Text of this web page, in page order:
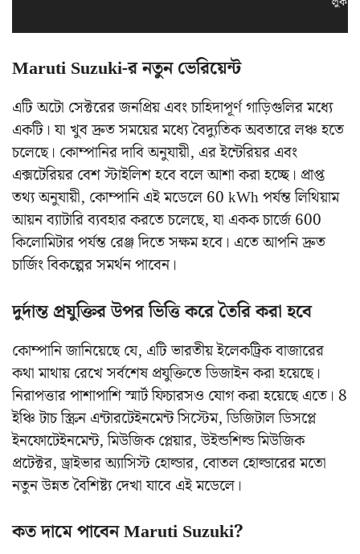
Maruti Suzuki-র নতুন ভেরিয়েন্ট
এটি অটো সেক্টরের জনপ্রিয় এবং চাহিদাপূর্ণ গাড়িগুলির মধ্যে
একটি। যা খুব দ্রুত সময়ের মধ্যে বৈদ্যুতিক অবতারে লঞ্চ হতে
চলেছে। কোম্পানির দাবি অনুযায়ী, এর ইন্টেরিয়র এবং
এক্সটেরিয়র বেশ স্টাইলিশ হবে বলে আশা করা হচ্ছে। প্রাপ্ত
তথ্য অনুযায়ী, কোম্পানি এই মডেলে 60 kWh পর্যন্ত লিথিয়াম
আয়ন ব্যাটারি ব্যবহার করতে চলেছে, যা একক চার্জে 600
কিলোমিটার পর্যন্ত রেঞ্জ দিতে সক্ষম হবে। এতে আপনি দ্রুত
চার্জিং বিকল্পের সমর্থন পাবেন।
দুর্দান্ত প্রযুক্তির উপর ভিত্তি করে তৈরি করা হবে
কোম্পানি জানিয়েছে যে, এটি ভারতীয় ইলেকট্রিক বাজারের
কথা মাথায় রেখে সর্বশেষ প্রযুক্তিতে ডিজাইন করা হয়েছে।
নিরাপত্তার পাশাপাশি স্মার্ট ফিচারসও যোগ করা হয়েছে এতে। 8
ইঞ্চি টাচ স্ক্রিন এন্টারটেইনমেন্ট সিস্টেম, ডিজিটাল ডিসপ্লে
ইনফোটেইনমেন্ট, মিউজিক প্লেয়ার, উইন্ডশিল্ড মিউজিক
প্রটেক্টর, ড্রাইভার অ্যাসিস্ট হোল্ডার, বোতল হোল্ডারের মতো
নতুন উন্নত বৈশিষ্ট্য দেখা যাবে এই মডেলে।
কত দামে পাবেন Maruti Suzuki?